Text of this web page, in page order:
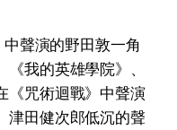
聲演的野田敦一角
我的英雄學院》、
《咒術迴戰》中聲演
津田健次郎低沉的聲